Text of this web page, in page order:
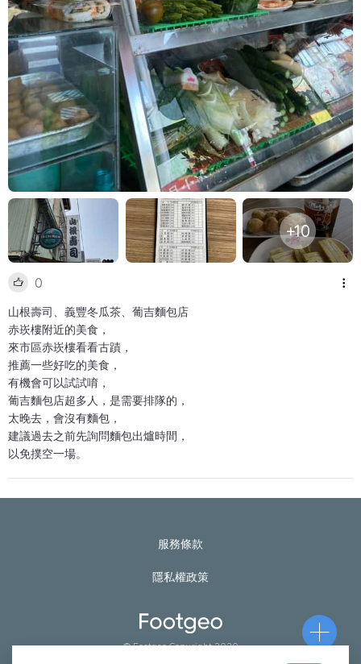
+10
0
山根壽司、義豐冬瓜茶、葡吉麵包店
赤崁樓附近的美食，
來市區赤崁樓看看古蹟，
推薦一些好吃的美食，
有機會可以試試唷，
葡吉麵包店超多人，是需要排隊的，
太晚去，會沒有麵包，
建議過去之前先詢問麵包出爐時間，
以免撲空一場。
服務條款
隱私權政策
© Footgeo Copyright 2020